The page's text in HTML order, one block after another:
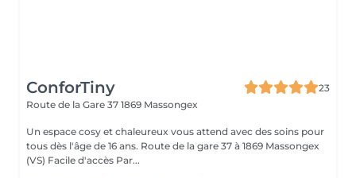
ConforTiny
23
Route de la Gare 37 1869 Massongex
Un espace cosy et chaleureux vous attend avec des soins pour
tous dès l'âge de 16 ans. Route de la gare 37 à 1869 Massongex
(VS) Facile d'accès Par...